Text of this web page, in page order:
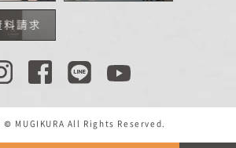
MUGIKURA All Rights Reserved.